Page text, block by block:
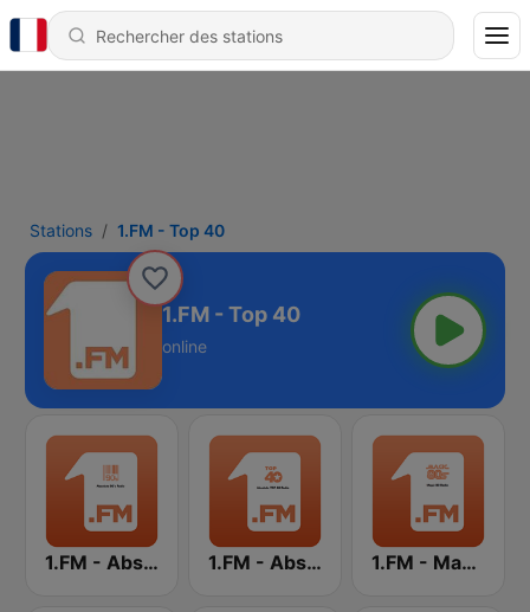
Stations 1.FM - Top 40
1.FM - Top 40
online
1.FM - Absolute 90s 1.FM - Absolute Top 40 1.FM - Magic 80